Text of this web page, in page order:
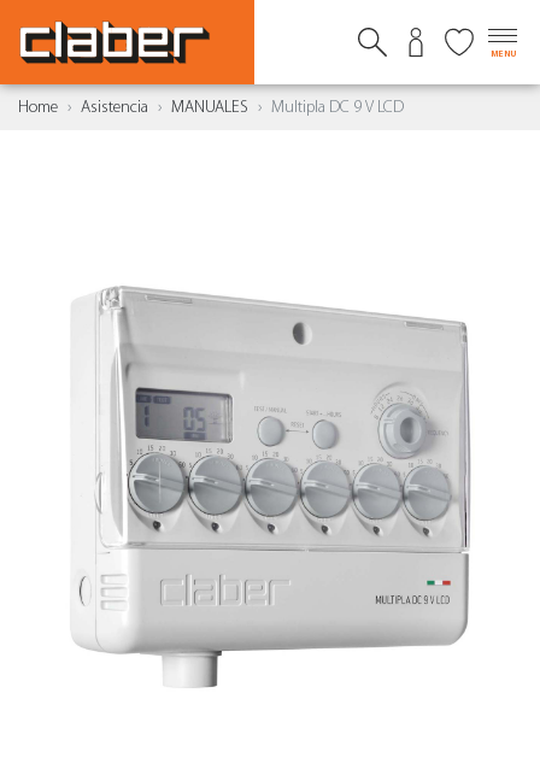
MENU
Home Asistencia MANUALES Multipla DC 9 V LCD